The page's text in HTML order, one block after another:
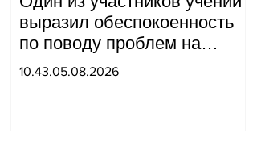
выразил обеспокоенность
по поводу проблем на
одном из постов в Сюнике.
10.43.05.08.2026